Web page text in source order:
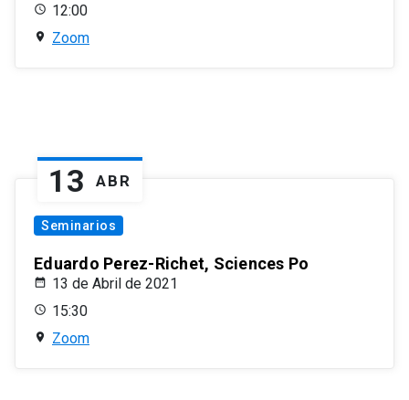
12:00
Zoom
13 ABR
Seminarios
Eduardo Perez-Richet, Sciences Po
13 de Abril de 2021
15:30
Zoom